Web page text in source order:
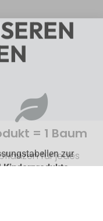
= 1 Baum
für jedes
Produkt deiner
zur
Kinderprodukte